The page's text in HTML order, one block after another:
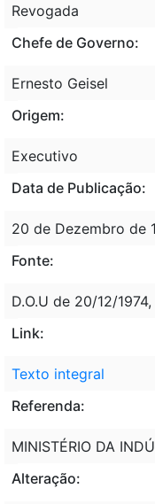
Revogada
Chefe de Governo:
Ernesto Geisel
Origem:
Executivo
Data de Publicação:
20 de Dezembro de
Fonte:
D.O.U de 20/12/
Link:
Texto integral
Referenda:
MINISTÉRIO DA
Alteração: